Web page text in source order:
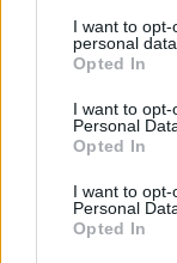
I want to
personal data.
Opted In
I want to
Personal
Opted In
I want to
Personal
Opted In
σύμφωνα με
μέσα